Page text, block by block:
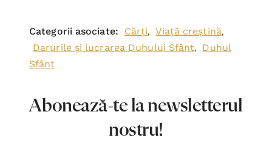
Categorii asociate: Cărți, Viață creștină,
Darurile și lucrarea Duhului Sfânt,
Duhul
Sfânt
Abonează-te la newsletterul
nostru!